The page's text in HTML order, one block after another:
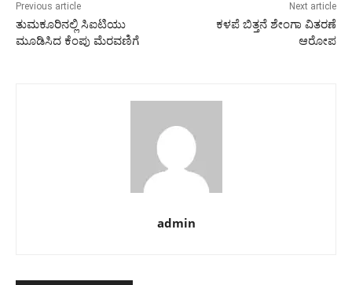
Previous article
ತುಮಕೂರಿನಲ್ಲಿ ಸಿಐಟಿಯು
ಮೂಡಿಸಿದ ಕೆಂಪು ಮೆರವಣಿಗೆ
Next article
ಕಳಪೆ ಬಿತ್ತನೆ ಶೇಂಗಾ ವಿತರಣೆ
ಆರೋಪ
admin